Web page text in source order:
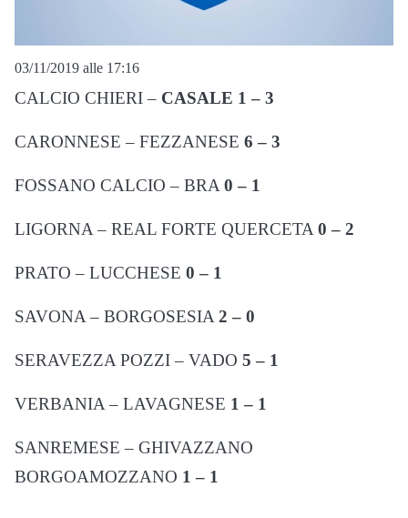
03/11/2019 alle 17:16
CALCIO CHIERI – CASALE 1 – 3
CARONNESE – FEZZANESE 6 – 3
FOSSANO CALCIO – BRA 0 – 1
LIGORNA – REAL FORTE QUERCETA 0 – 2
PRATO – LUCCHESE 0 – 1
SAVONA – BORGOSESIA 2 – 0
SERAVEZZA POZZI – VADO 5 – 1
VERBANIA – LAVAGNESE 1 – 1
SANREMESE – GHIVAZZANO
BORGOAMOZZANO 1 – 1